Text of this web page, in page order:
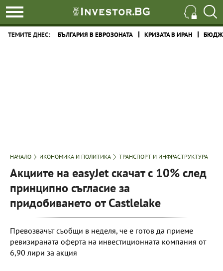
ТЕМИТЕ ДНЕС: БЪЛГАРИЯ В ЕВРОЗОНАТА КРИЗАТА В ИРАН
НАЧАЛО ИКОНОМИКА И ПОЛИТИКА ТРАНСПОРТ И ИНФРАСТРУКТУРА
Акциите на easyJet скачат с 10% след
принципно съгласие за
придобиването от Castlelake
Превозвачът съобщи в неделя, че е готов да приеме
ревизираната оферта на инвестиционната компания от
6,90 лири за акция